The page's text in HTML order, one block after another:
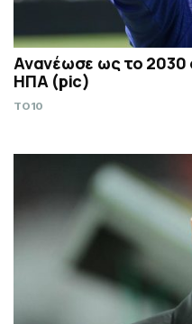
Ανανέωσε ως το 2030
ΗΠΑ (pic)
TO10